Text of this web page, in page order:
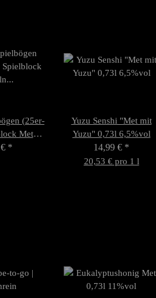
(25er-
Meteln
(25 Blatt)
*
Yuzu Senshi "Met mit
Yuzu" 0,73l 6,5%vol
14,99 € *
20,53 € pro 1 l